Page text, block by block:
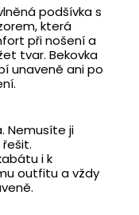
podšívka s
která
při nošení a
tvar. Bekovka
unaveně ani po
Nemusíte ji
i k
outfitu a vždy